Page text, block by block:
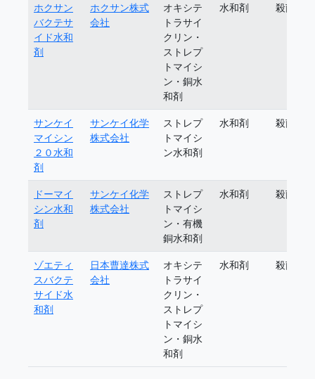
ホクサン
バクテサ
イド水和
剤
ホクサン株式
会社
オキシテ
トラサイ
クリン・
ストレプ
トマイシ
ン・銅水
和剤
水和剤 殺菌剤
サンケイ
マイシン
２０水和
剤
サンケイ化学
株式会社
ストレプ
トマイシ
ン水和剤
水和剤 殺菌剤
ドーマイ
シン水和
剤
サンケイ化学
株式会社
ストレプ
トマイシ
ン・有機
銅水和剤
水和剤 殺菌剤
ゾエティ
スバクテ
サイド水
和剤
日本曹達株式
会社
オキシテ
トラサイ
クリン・
ストレプ
トマイシ
ン・銅水
和剤
水和剤 殺菌剤